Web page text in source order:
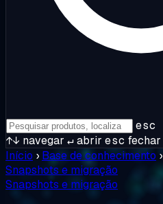
esc
↑↓ navegar ↵abrir esc fechar
Início › Base de conhecimento ›
Snapshots e migração
Snapshots e migração